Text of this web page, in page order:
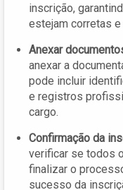
inscrição,
estejam corretas e
Anexar
anexar a
pode incluir
e registros
cargo.
Confirmação da
verificar se todos
finalizar o
sucesso da